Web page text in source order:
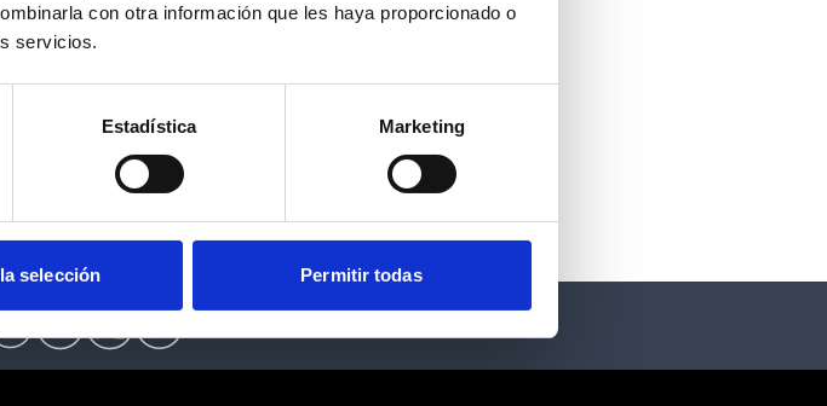
con otra información que les haya proporcionado o
servicios.
Estadística Marketing
selección Permitir todas